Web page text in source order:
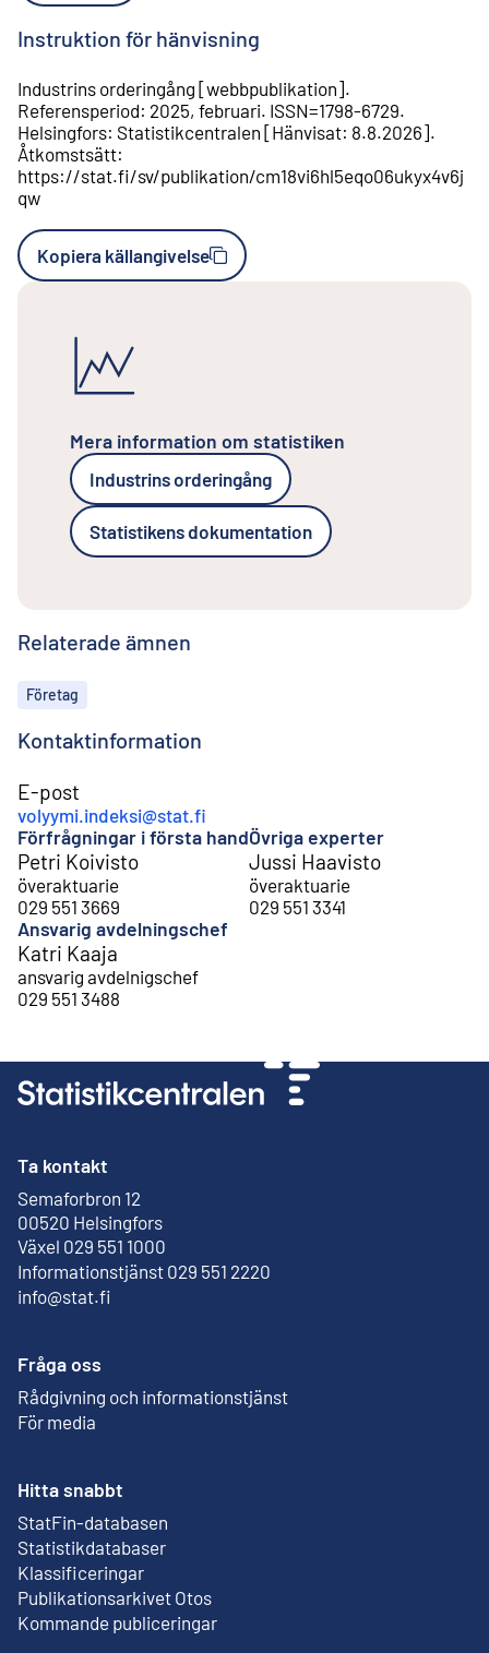
Instruktion för hänvisning
Industrins orderingång [webbpublikation].
Referensperiod: 2025, februari. ISSN=1798-6729.
Helsingfors: Statistikcentralen [Hänvisat: 8.8.2026].
Åtkomstsätt:
https://stat.fi/sv/publikation/cm18vi6hl5eqo06ukyx4v6j
qw
Kopiera källangivelse
Mera information om statistiken
Industrins orderingång
Statistikens dokumentation
Relaterade ämnen
Ämnen
Företag
Kontaktinformation
E-post
volyymi.indeksi@stat.fi
Förfrågningar i första hand
Petri Koivisto
överaktuarie
029 551 3669
Övriga experter
Jussi Haavisto
överaktuarie
029 551 3341
Ansvarig avdelningschef
Katri Kaaja
ansvarig avdelnigschef
029 551 3488
Ta kontakt
Semaforbron 12
00520 Helsingfors
Extern länk
Växel 029 551 1000
Informationstjänst 029 551 2220
info@stat.fi
Fråga oss
Rådgivning och informationstjänst
För media
Hitta snabbt
StatFin-databasen
Extern länk
Statistikdatabaser
Klassificeringar
Publikationsarkivet Otos
Extern länk
Kommande publiceringar